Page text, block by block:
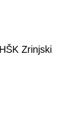
HŠK Zrinjski